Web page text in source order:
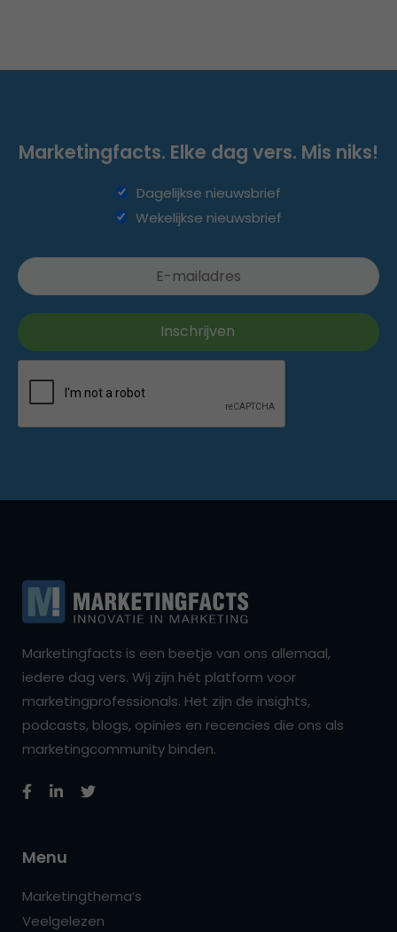
Marketingfacts. Elke dag vers. Mis niks!
Dagelijkse nieuwsbrief
Wekelijkse nieuwsbrief
Marketingfacts is een beetje van ons allemaal,
iedere dag vers. Wij zijn hét platform voor
marketingprofessionals. Het zijn de insights,
podcasts, blogs, opinies en recencies die ons als
marketingcommunity binden.
Menu
Marketingthema’s
Veelgelezen